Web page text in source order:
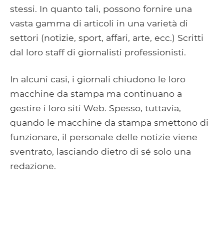
stessi. In quanto tali, possono fornire una
vasta gamma di articoli in una varietà di
settori (notizie, sport, affari, arte, ecc.) Scritti
dal loro staff di giornalisti professionisti.
In alcuni casi, i giornali chiudono le loro
macchine da stampa ma continuano a
gestire i loro siti Web. Spesso, tuttavia,
quando le macchine da stampa smettono di
funzionare, il personale delle notizie viene
sventrato, lasciando dietro di sé solo una
redazione.